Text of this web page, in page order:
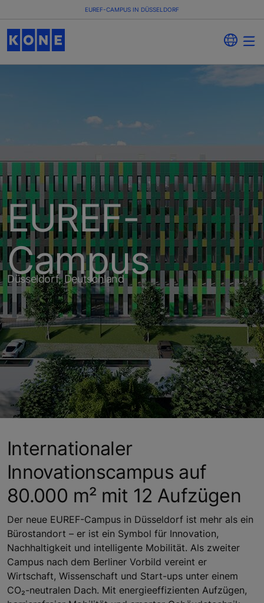
EUREF-CAMPUS IN DÜSSELDORF
EUREF-
Campus
Düsseldorf, Deutschland
Internationaler
Innovationscampus auf
80.000 m² mit 12 Aufzügen
Der neue EUREF-Campus in Düsseldorf ist mehr als ein
Bürostandort – er ist ein Symbol für Innovation,
Nachhaltigkeit und intelligente Mobilität. Als zweiter
Campus nach dem Berliner Vorbild vereint er
Wirtschaft, Wissenschaft und Start-ups unter einem
CO₂-neutralen Dach. Mit energieeffizienten Aufzügen,